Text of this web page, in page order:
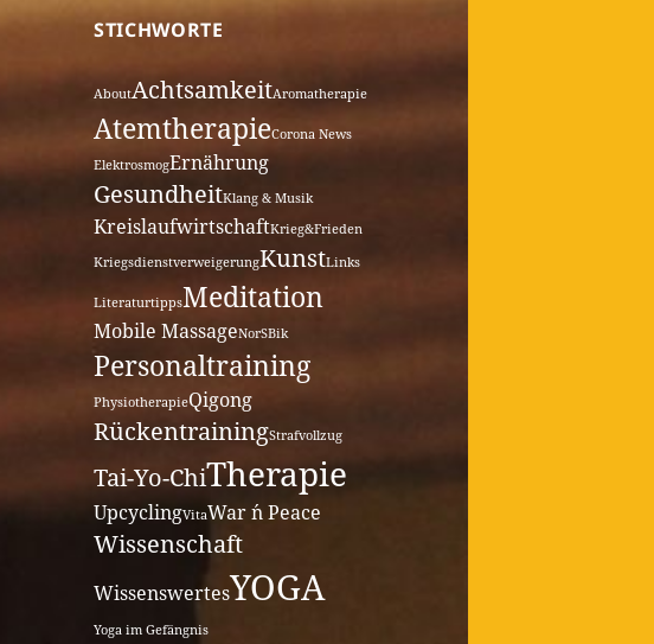
STICHWORTE
AboutAchtsamkeitAromatherapie
AtemtherapieCorona News
ElektrosmogErnährung
GesundheitKlang & Musik
KreislaufwirtschaftKrieg&Frieden
KriegsdienstverweigerungKunstLinks
LiteraturtippsMeditation
Mobile MassageNorSBik
Personaltraining
PhysiotherapieQigong
RückentrainingStrafvollzug
Tai-Yo-ChiTherapie
UpcyclingVitaWar ´n Peace
Wissenschaft
WissenswertesYOGA
Yoga im Gefängnis